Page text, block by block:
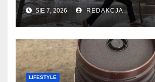
SIE 7, 2026 REDAKCJA
LIFESTYLE